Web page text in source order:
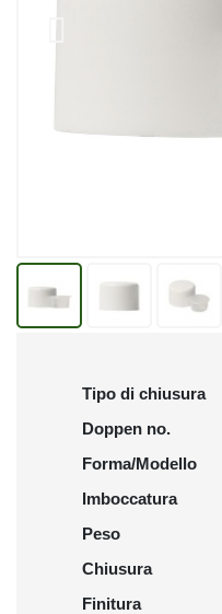
Tipo di chiusura
Doppen no.
Forma/Modello
Imboccatura
Peso
Chiusura
Finitura